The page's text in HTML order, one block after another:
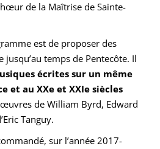
de la Maîtrise de Sainte-
est de proposer des
temps de Pentecôte. Il
écrites sur un même
et au XXe et XXIe siècles
de William Byrd, Edward
Tanguy.
sur l’année 2017-